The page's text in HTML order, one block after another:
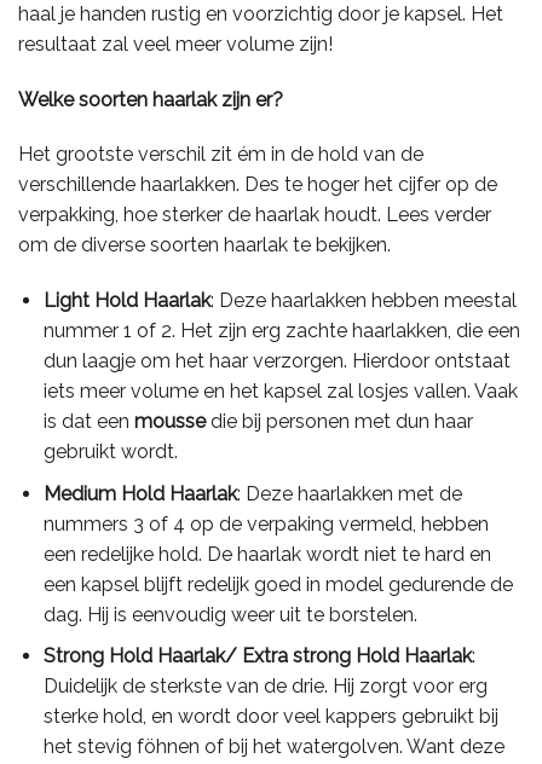
haal je handen rustig en voorzichtig door je kapsel. Het
resultaat zal veel meer volume zijn!
Welke soorten haarlak zijn er?
Het grootste verschil zit ém in de hold van de
verschillende haarlakken. Des te hoger het cijfer op de
verpakking, hoe sterker de haarlak houdt. Lees verder
om de diverse soorten haarlak te bekijken.
Light Hold Haarlak: Deze haarlakken hebben meestal
nummer 1 of 2. Het zijn erg zachte haarlakken, die een
dun laagje om het haar verzorgen. Hierdoor ontstaat
iets meer volume en het kapsel zal losjes vallen. Vaak
is dat een moussedie bij personen met dun haar
gebruikt wordt.
Medium Hold Haarlak: Deze haarlakken met de
nummers 3 of 4 op de verpaking vermeld, hebben
een redelijke hold. De haarlak wordt niet te hard en
een kapsel blijft redelijk goed in model gedurende de
dag. Hij is eenvoudig weer uit te borstelen.
Strong Hold Haarlak/ Extra strong Hold Haarlak:
Duidelijk de sterkste van de drie. Hij zorgt voor erg
sterke hold, en wordt door veel kappers gebruikt bij
het stevig föhnen of bij het watergolven. Want deze